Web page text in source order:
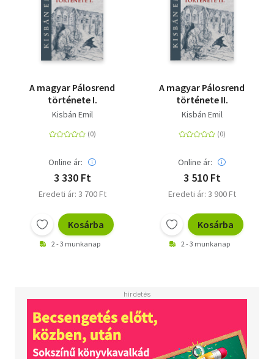
A magyar Pálosrend
története I.
Kisbán Emil
Online ár:
3 330 Ft
Eredeti ár: 3 700 Ft
Kosárba
2 - 3 munkanap
A magyar Pálosrend
története II.
Kisbán Emil
Online ár:
3 510 Ft
Eredeti ár: 3 900 Ft
Kosárba
2 - 3 munkanap